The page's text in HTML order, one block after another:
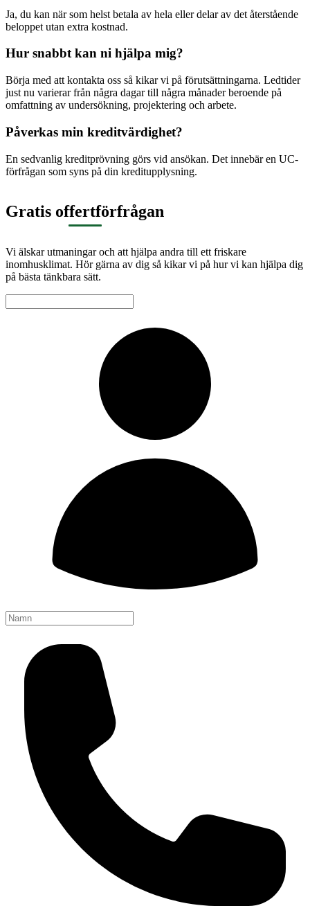
Ja, du kan när som helst betala av hela eller delar av det återstående
beloppet utan extra kostnad.
Hur snabbt kan ni hjälpa mig?
Börja med att kontakta oss så kikar vi på förutsättningarna. Ledtider
just nu varierar från några dagar till några månader beroende på
omfattning av undersökning, projektering och arbete.
Påverkas min kreditvärdighet?
En sedvanlig kreditprövning görs vid ansökan. Det innebär en UC-
förfrågan som syns på din kreditupplysning.
Gratis offertförfrågan
Vi älskar utmaningar och att hjälpa andra till ett friskare
inomhusklimat. Hör gärna av dig så kikar vi på hur vi kan hjälpa dig
på bästa tänkbara sätt.